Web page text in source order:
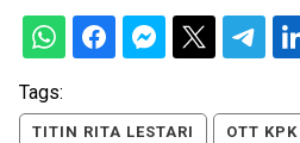
Tags:
TITIN RITA LESTARI OTT KPK